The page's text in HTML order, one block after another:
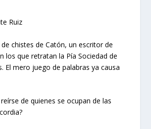
Ruiz
chistes de Catón, un escritor de
los que retratan la Pía Sociedad de
El mero juego de palabras ya causa
de quienes se ocupan de las